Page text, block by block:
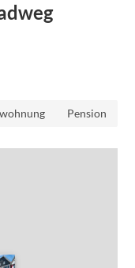
Pension